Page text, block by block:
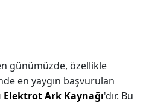
günümüzde, özellikle
en yaygın başvurulan
Ark Kaynağı'dır. Bu